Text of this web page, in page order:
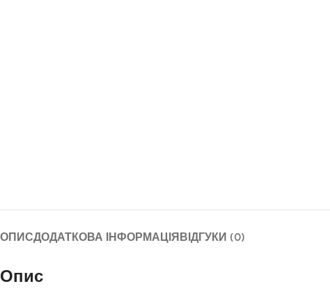
ОПИСДОДАТКОВА ІНФОРМАЦІЯВІДГУКИ (0)
Опис